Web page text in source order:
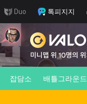
Duo 톡피지지
잡담소 배틀그라운드